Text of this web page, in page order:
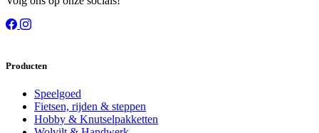
Producten
Speelgoed
Fietsen, rijden & steppen
Hobby & Knutselpakketten